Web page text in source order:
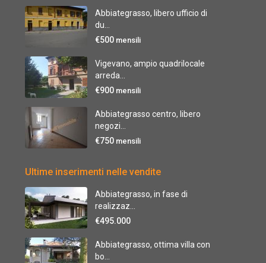
Abbiategrasso, libero ufficio di
du...
€500 mensili
Vigevano, ampio quadrilocale
arreda...
€900 mensili
Abbiategrasso centro, libero
negozi...
€750 mensili
Ultime inserimenti nelle vendite
Abbiategrasso, in fase di
realizzaz...
€495.000
Abbiategrasso, ottima villa con
bo...